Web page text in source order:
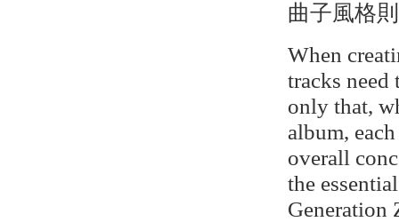
曲子風格
When
tracks need
only that,
album,
overall
the
Generation